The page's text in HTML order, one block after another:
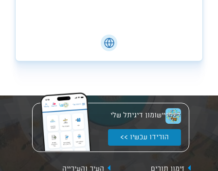
יישומון דיגיתל שלי
הורידו עכשיו >>
זימון תורים
העיר והעירייה